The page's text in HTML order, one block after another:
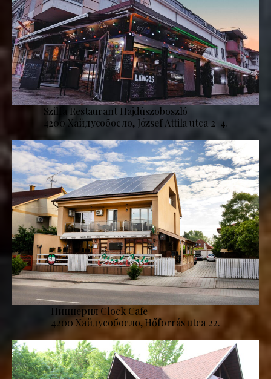
Szilfa Restaurant Hajdúszoboszló
4200 Хайдусобосло, József Attila utca 2-4.
Пиццерия Clock Cafe
4200 Хайдусобосло, Hőforrás utca 22.